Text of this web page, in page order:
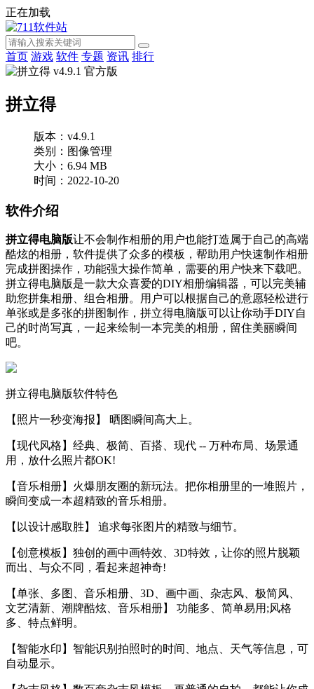
正在加载
首页 游戏 软件 专题 资讯 排行
拼立得
版本：v4.9.1
类别：图像管理
大小：6.94 MB
时间：2022-10-20
软件介绍
拼立得电脑版让不会制作相册的用户也能打造属于自己的高端
酷炫的相册，软件提供了众多的模板，帮助用户快速制作相册
完成拼图操作，功能强大操作简单，需要的用户快来下载吧。
拼立得电脑版是一款大众喜爱的DIY相册编辑器，可以完美辅
助您拼集相册、组合相册。用户可以根据自己的意愿轻松进行
单张或是多张的拼图制作，拼立得电脑版可以让你动手DIY自
己的时尚写真，一起来绘制一本完美的相册，留住美丽瞬间
吧。
拼立得电脑版软件特色
【照片一秒变海报】 晒图瞬间高大上。
【现代风格】经典、极简、百搭、现代 -- 万种布局、场景通
用，放什么照片都OK!
【音乐相册】火爆朋友圈的新玩法。把你相册里的一堆照片，
瞬间变成一本超精致的音乐相册。
【以设计感取胜】 追求每张图片的精致与细节。
【创意模板】独创的画中画特效、3D特效，让你的照片脱颖
而出、与众不同，看起来超神奇!
【单张、多图、音乐相册、3D、画中画、杂志风、极简风、
文艺清新、潮牌酷炫、音乐相册】 功能多、简单易用;风格
多、特点鲜明。
【智能水印】智能识别拍照时的时间、地点、天气等信息，可
自动显示。